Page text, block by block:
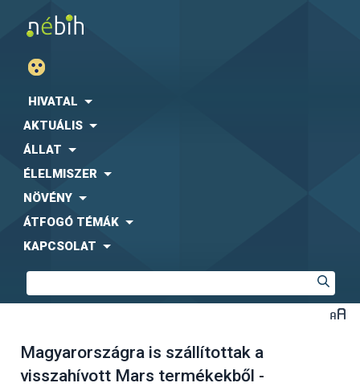
HIVATAL
AKTUÁLIS
ÁLLAT
ÉLELMISZER
NÖVÉNY
ÁTFOGÓ TÉMÁK
KAPCSOLAT
Magyarországra is szállítottak a
visszahívott Mars termékekből -